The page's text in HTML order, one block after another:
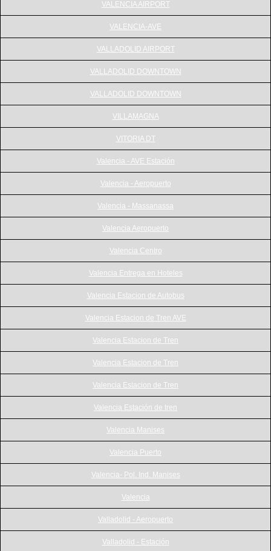
VALENCIA AIRPORT
VALENCIA-AVE
VALLADOLID AIRPORT
VALLADOLID DOWNTOWN
VALLADOLID DOWNTOWN
VILLAMAGNA
VITORIA DT
Valencia - AVE Estación
Valencia - Aeropuerto
Valencia - Massanassa
Valencia Aeropuerto
Valencia Centro
Valencia Entrega en Hoteles
Valencia Estacion de Autobus
Valencia Estacion de Tren AVE
Valencia Estacion de Tren
Valencia Estacion de Tren
Valencia Estacion de Tren
Valencia Estación de tren
Valencia Manises
Valencia Puerto
Valencia- Pol. Ind. Manises
Valencia
Valladolid - Aeropuerto
Valladolid - Estación